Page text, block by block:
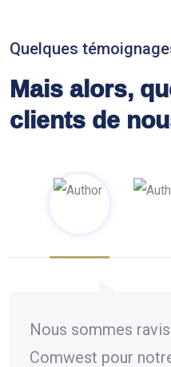
Quelques
Mais alors,
clients de
Nous sommes
Comwest pour